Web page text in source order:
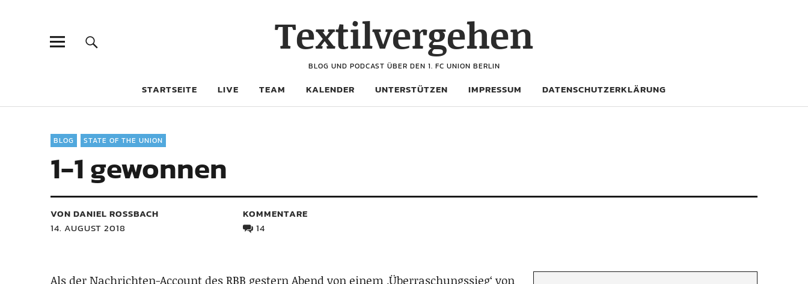
Textilvergehen
BLOG UND PODCAST ÜBER DEN 1. FC UNION BERLIN
STARTSEITE LIVE TEAM KALENDER UNTERSTÜTZEN IMPRESSUM DATENSCHUTZERKLÄRUNG
BLOG STATE OF THE UNION
1-1 gewonnen
VON DANIEL ROSSBACH
14. AUGUST 2018
KOMMENTARE
14
Als der Nachrichten-Account des RBB gestern Abend von einem ‚Überraschungssieg‘ von